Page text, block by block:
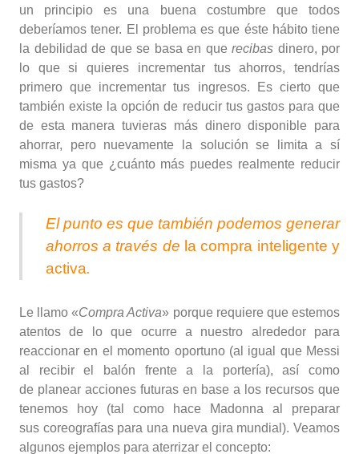
un principio es una buena costumbre que todos
deberíamos tener. El problema es que éste hábito tiene
la debilidad de que se basa en que recibas dinero, por
lo que si quieres incrementar tus ahorros, tendrías
primero que incrementar tus ingresos. Es cierto que
también existe la opción de reducir tus gastos para que
de esta manera tuvieras más dinero disponible para
ahorrar, pero nuevamente la solución se limita a sí
misma ya que ¿cuánto más puedes realmente reducir
tus gastos?
El punto es que también podemos generar
ahorros a través de la compra inteligente y
activa.
Le llamo «Compra Activa» porque requiere que estemos
atentos de lo que ocurre a nuestro alrededor para
reaccionar en el momento oportuno (al igual que Messi
al recibir el balón frente a la portería), así como
de planear acciones futuras en base a los recursos que
tenemos hoy (tal como hace Madonna al preparar
sus coreografías para una nueva gira mundial). Veamos
algunos ejemplos para aterrizar el concepto: